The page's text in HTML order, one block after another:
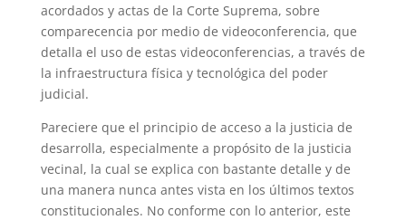
acordados y actas de la Corte Suprema, sobre
comparecencia por medio de videoconferencia, que
detalla el uso de estas videoconferencias, a través de
la infraestructura física y tecnológica del poder
judicial.
Pareciere que el principio de acceso a la justicia de
desarrolla, especialmente a propósito de la justicia
vecinal, la cual se explica con bastante detalle y de
una manera nunca antes vista en los últimos textos
constitucionales. No conforme con lo anterior, este